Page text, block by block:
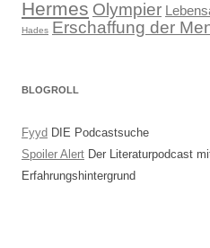
Hermes Olympier
Hades Erschaffung der
BLOGROLL
Fyyd DIE Podcastsuche
Spoiler Alert Der Literaturpodcast
Erfahrungshintergrund